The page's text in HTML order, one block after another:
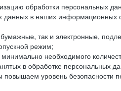
обработки персональных
данных в наших информационных
так и электронные,
режим;
необходимого
в обработке персональных
уровень безопасности